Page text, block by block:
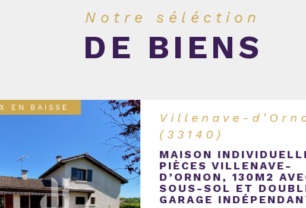
Notre séléction
DE BIENS
EXCLUSIF
Cestas (33610)
MAISON T4 94.48M²
PISCINE CHAUFFÉE
BOURG
réf : v10002503
Cestas Bourg, au calme et proche